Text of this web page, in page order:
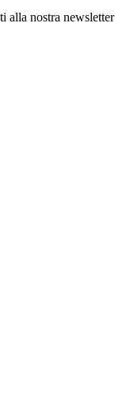
alla nostra newsletter